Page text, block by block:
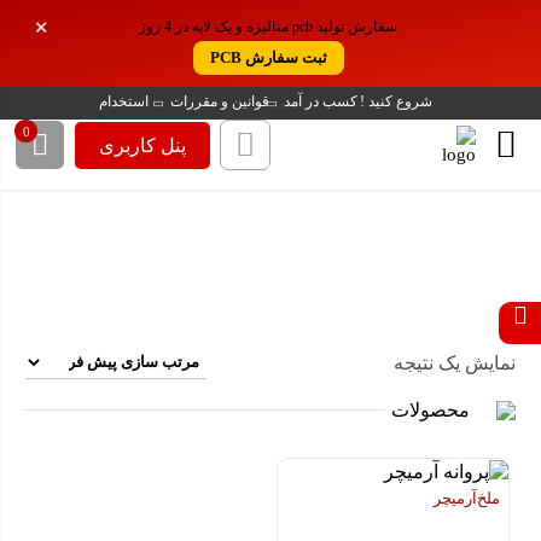
✕ سفارش تولید pcb متالیزه و یک لایه در 4 روز
ثبت سفارش PCB
شروع کنید ! کسب در آمد قوانین و مقررات استخدام
پنل کاربری
0
نمایش یک نتیجه
محصولات
ملخ آرمیچر